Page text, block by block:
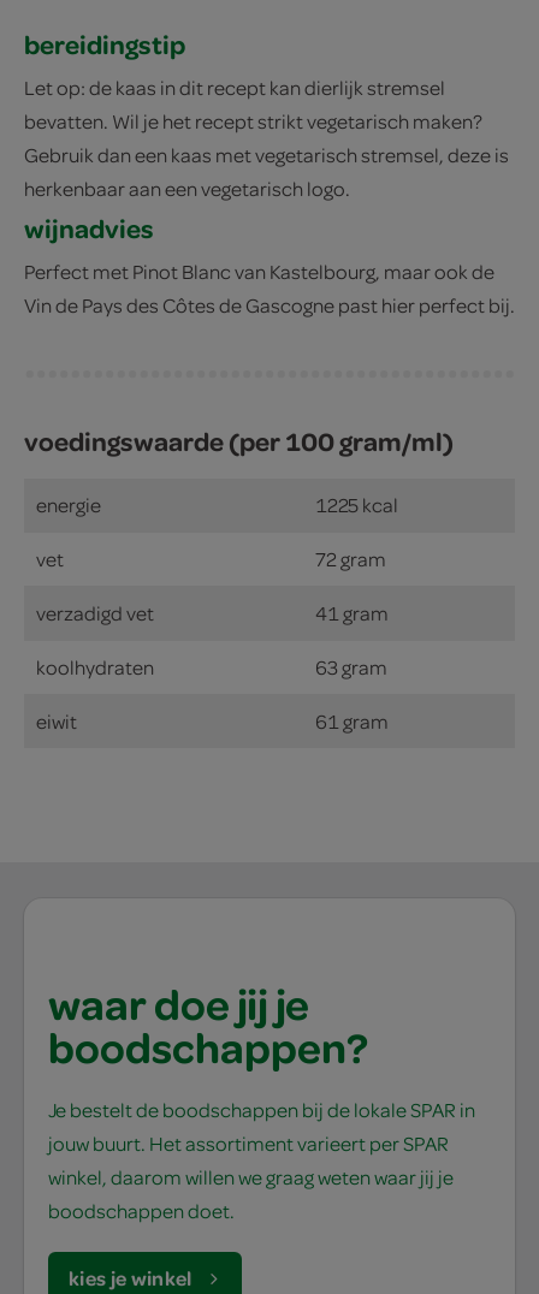
bereidingstip
Let op: de kaas in dit recept kan dierlijk stremsel
bevatten. Wil je het recept strikt vegetarisch maken?
Gebruik dan een kaas met vegetarisch stremsel, deze is
herkenbaar aan een vegetarisch logo.
wijnadvies
Perfect met Pinot Blanc van Kastelbourg, maar ook de
Vin de Pays des Côtes de Gascogne past hier perfect bij.
voedingswaarde (per 100 gram/ml)
energie 1225 kcal
vet 72 gram
verzadigd vet 41 gram
koolhydraten 63 gram
eiwit 61 gram
waar doe jij je
boodschappen?
Je bestelt de boodschappen bij de lokale SPAR in
jouw buurt. Het assortiment varieert per SPAR
winkel, daarom willen we graag weten waar jij je
boodschappen doet.
kies je winkel